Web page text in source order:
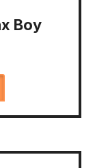
Boy